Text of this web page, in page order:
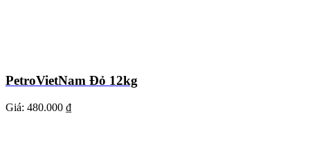
PetroVietNam Đỏ 12kg
Giá: 480.000 ₫